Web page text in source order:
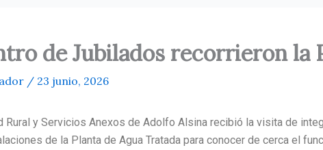
de Jubilados recorrieron la
/ 23 junio, 2026
Rural y Servicios Anexos de Adolfo Alsina recibió la visita de
de la Planta de Agua Tratada para conocer de cerca el